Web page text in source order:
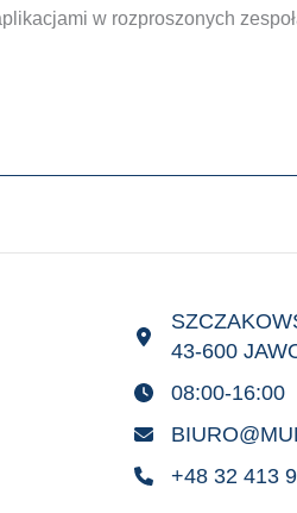
w rozproszonych
43-600
08:00-16:00
+48 32 413